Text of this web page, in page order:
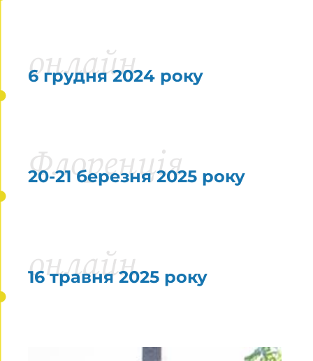
6 грудня 2024 року
онлайн
20-21 березня 2025 року
Флоренція
16 травня 2025 року
онлайн